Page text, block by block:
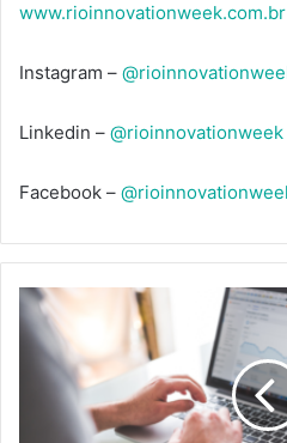
www.rioinnovationweek.com.br
Instagram –
Linkedin – @rioinnovationweek
Facebook –
DADOS
DO
SETOR